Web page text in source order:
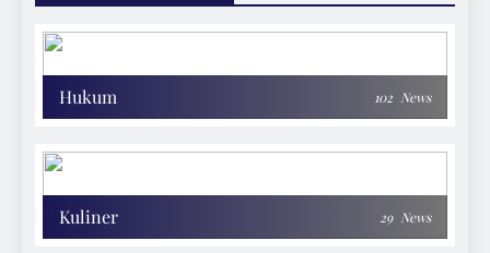
Hukum 102 News
Kuliner 29 News